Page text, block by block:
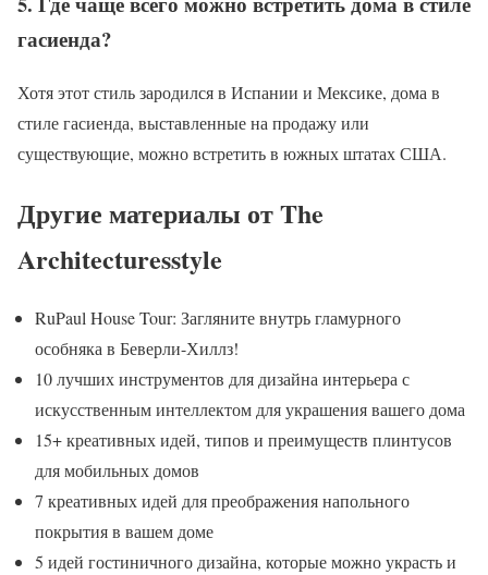
гасиенда?
Хотя этот стиль зародился в Испании и Мексике, дома в
стиле гасиенда, выставленные на продажу или
существующие, можно встретить в южных штатах США.
Другие материалы от The
Architecturesstyle
RuPaul House Tour: Загляните внутрь гламурного
особняка в Беверли-Хиллз!
10 лучших инструментов для дизайна интерьера с
искусственным интеллектом для украшения вашего дома
15+ креативных идей, типов и преимуществ плинтусов
для мобильных домов
7 креативных идей для преображения напольного
покрытия в вашем доме
5 идей гостиничного дизайна, которые можно украсть и